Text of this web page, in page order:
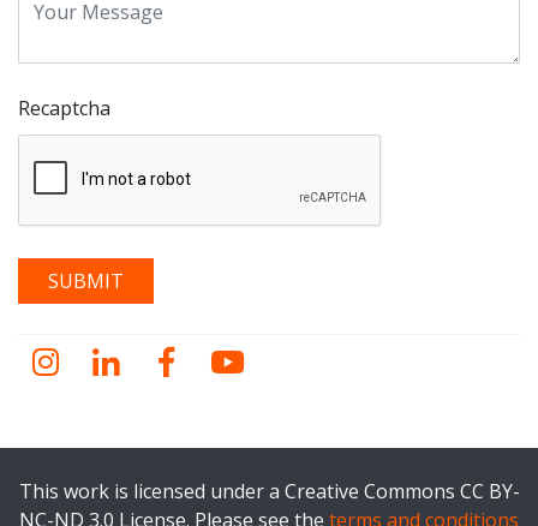
Recaptcha
Instagram
LinkedInFacebookYouTube
This work is licensed under a Creative Commons CC BY-
NC-ND 3.0 License. Please see the terms and conditions